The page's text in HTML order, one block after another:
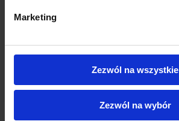
Marketing
Zezwól na wszystkie
Zezwól na wybór
JAECOO 7